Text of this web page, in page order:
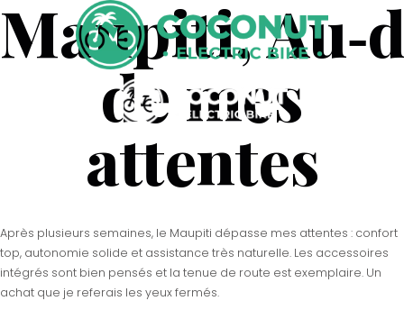
Maupiti,
de mes
attentes
Après plusieurs semaines, le Maupiti dépasse mes attentes : confort
top, autonomie solide et assistance très naturelle. Les accessoires
intégrés sont bien pensés et la tenue de route est exemplaire. Un
achat que je referais les yeux fermés.